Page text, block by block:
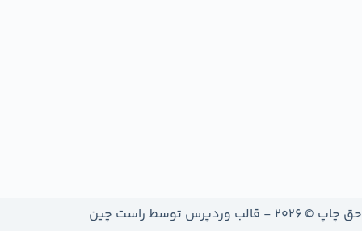
حق چاپ © 2026 - قالب وردپرس توسط راست چین